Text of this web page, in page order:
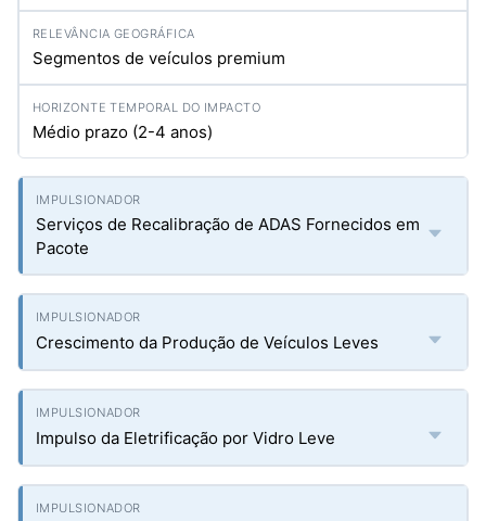
Segmentos de veículos premium
Médio prazo (2-4 anos)
Serviços de Recalibração de ADAS Fornecidos em
Pacote
Crescimento da Produção de Veículos Leves
Impulso da Eletrificação por Vidro Leve